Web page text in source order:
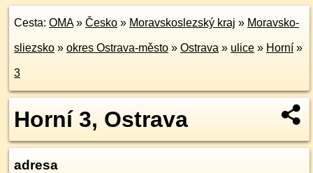
Cesta: OMA» Česko » Moravskoslezský kraj » Moravsko-
sliezsko » okres Ostrava-město » Ostrava » ulice » Horní »
3
Horní 3, Ostrava
adresa